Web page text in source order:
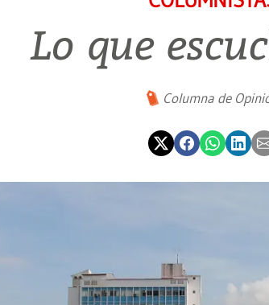
Lo que
Columna de